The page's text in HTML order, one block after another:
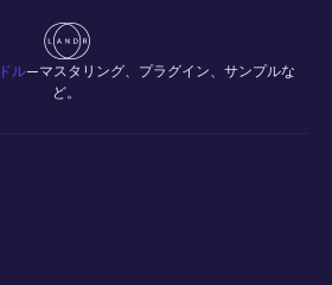
ル—マスタリング、プラグイン、サンプルな
ど。